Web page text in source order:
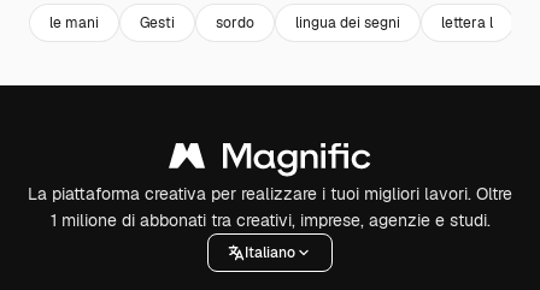
le mani Gesti sordo lingua dei segni lettera l
La piattaforma creativa per realizzare i tuoi migliori lavori. Oltre
1 milione di abbonati tra creativi, imprese, agenzie e studi.
Italiano